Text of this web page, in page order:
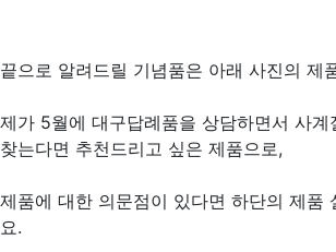
끝으로 알려드릴 기념품은 아래 사진의 제
제가 5월에 대구답례품을 상담하면서 사계
찾는다면 추천드리고 싶은 제품으로,
제품에 대한 의문점이 있다면 하단의 제품
요.